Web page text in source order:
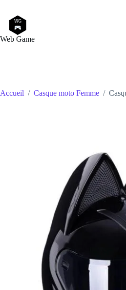
contenu
Web Game
Accueil / Casque moto Femme /